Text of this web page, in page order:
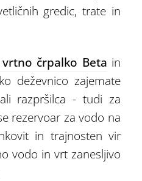
gredic, trate in
črpalko Beta in
deževnico zajemate
razpršilca - tudi za
rezervoar za vodo na
in trajnosten vir
vodo in vrt zanesljivo